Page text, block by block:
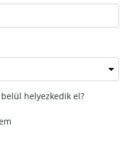
helyezkedik el?